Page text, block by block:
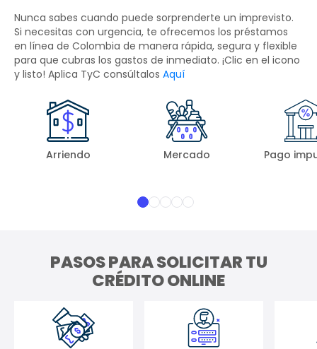
Nunca sabes cuando puede sorprenderte un imprevisto.
Si necesitas con urgencia, te ofrecemos los préstamos
en línea de Colombia de manera rápida, segura y flexible
para que cubras los gastos de inmediato. ¡Clic en el icono
y listo! Aplica TyC consúltalos Aquí
Arriendo Mercado Pago
PASOS PARA SOLICITAR TU
CRÉDITO ONLINE